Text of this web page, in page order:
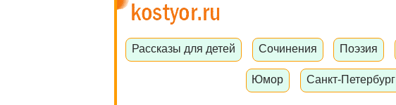
Рассказы для детей Сочинения Поэзия
Юмор Санкт-Петербург